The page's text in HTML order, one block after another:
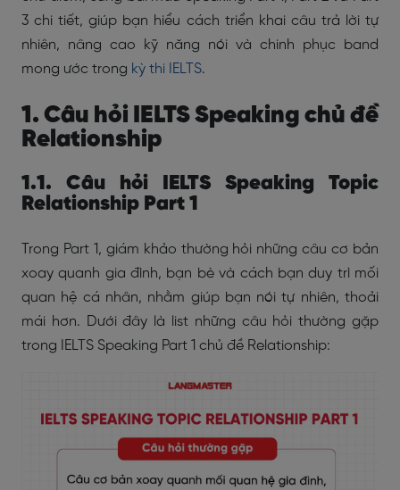
3 chi tiết, giúp bạn hiểu cách triển khai câu trả lời tự
nhiên, nâng cao kỹ năng nói và chinh phục band
mong ước trong kỳ thi IELTS.
1. Câu hỏi IELTS Speaking chủ đề
Relationship
1.1. Câu hỏi IELTS Speaking Topic
Relationship Part 1
Trong Part 1, giám khảo thường hỏi những câu cơ bản
xoay quanh gia đình, bạn bè và cách bạn duy trì mối
quan hệ cá nhân, nhằm giúp bạn nói tự nhiên, thoải
mái hơn. Dưới đây là list những câu hỏi thường gặp
trong IELTS Speaking Part 1 chủ đề Relationship: